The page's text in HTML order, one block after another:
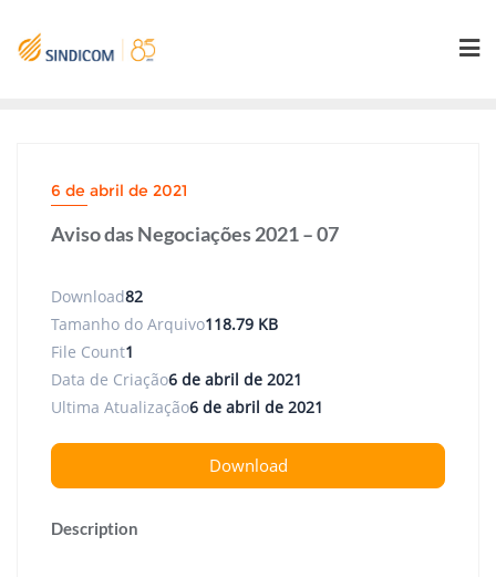
content
6 de abril de 2021
Aviso das Negociações 2021 – 07
Download82
Tamanho do Arquivo118.79 KB
File Count1
Data de Criação6 de abril de 2021
Ultima Atualização6 de abril de 2021
Download
Description